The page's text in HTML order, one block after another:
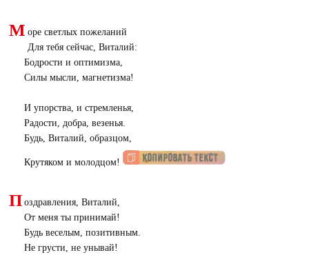
М оре светлых пожеланий
Для тебя сейчас, Виталий:
Бодрости и оптимизма,
Силы мысли, магнетизма!
И упорства, и стремленья,
Радости, добра, везенья.
Будь, Виталий, образцом,
Крутяком и молодцом!
П оздравления, Виталий,
От меня ты принимай!
Будь веселым, позитивным.
Не грусти, не унывай!